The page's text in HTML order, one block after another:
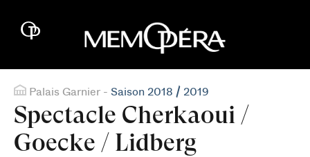
Palais Garnier - Saison 2018 / 2019
Spectacle Cherkaoui /
Goecke / Lidberg